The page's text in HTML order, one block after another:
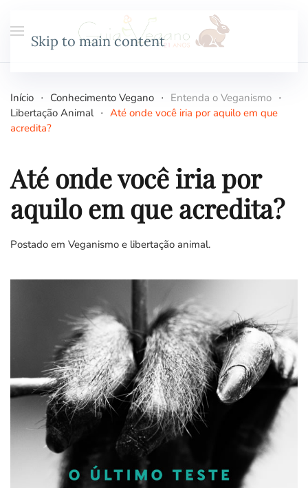
Skip to main content
Início Conhecimento Vegano
Entenda o Veganismo
Libertação Animal
Até onde você iria por aquilo em que
acredita?
Até onde você iria por
aquilo em que acredita?
Postado em Veganismo e libertação animal.